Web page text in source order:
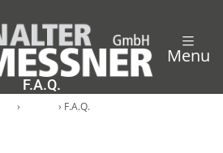
Menu
F.A.Q.
› › F.A.Q.